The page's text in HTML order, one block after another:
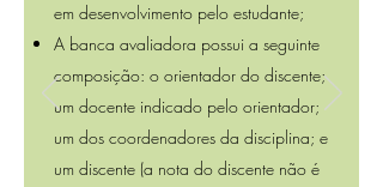
em desenvolvimento pelo estudante;
A banca avaliadora possui a seguinte
composição: o orientador do discente;
um docente indicado pelo orientador;
um dos coordenadores da disciplina; e
um discente (a nota do discente não é